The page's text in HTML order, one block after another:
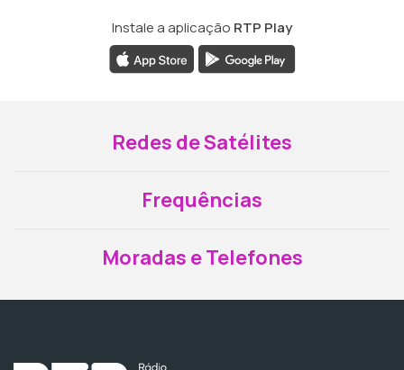
Instale a aplicação RTP Play
Redes de Satélites
Frequências
Moradas e Telefones